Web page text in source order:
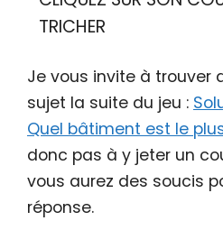
TRICHER
Je vous invite à trouver
sujet la suite du jeu :
Quel bâtiment est le
donc pas à y jeter un
vous aurez des soucis
réponse.